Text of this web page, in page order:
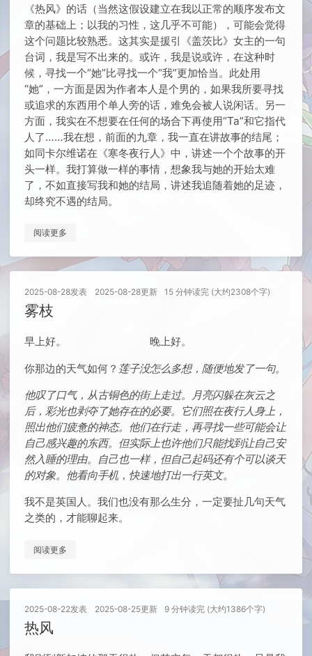
《热风》的话（当然这假设建立在我以正常的顺序发布文
章的基础上；以我的习性，这几乎不可能），可能会觉得
这个问题比较熟悉。这其实是援引《盖茨比》女主的一句
台词，我是写不出来的。或许，我是说或许，在这种时
候，寻找一个“她”比寻找一个“我”更加恰当。此处用
“她”，一方面是因为作者本人是个男的，如果我所要寻找
或追求的东西用个单人旁的话，难免会被人说闲话。另一
方面，我实在不想要在任何的场合下再使用“Ta”和它指代
人了……我在想，前面的九章，我一直在讲故事的结尾；
如同卡尔维诺在《寒冬夜行人》中，讲述一个个故事的开
头一样。我打算做一样的事情，想象我与她的开始太难
了，不如直接写我和她的结局，讲述我追随着她的足迹，
却终究不遇的结局。
阅读更多
2025-08-28发表 2025-08-28更新 15 分钟读完 (大约2308个字)
雾枝
早上好。 晚上好。
你那边的天气如何？ 莲子没怎么多想，随便地发了一句。
他叹了口气，从古铜色的街上走过。月亮闪躲在灰云之
后，彩光也剥夺了她存在的必要。它们照在夜行人身上，
照出他们疲惫的神态。他们在行走，再寻找一些可能会让
自己感兴趣的东西。但实际上也许他们只能找到让自己安
然入睡的理由。自己也一样，但自己起码还有个可以谈天
的对象。他看向手机，快速地打出一行英文。
我不是英国人。我们也没有那么生分，一定要扯几句天气
之类的，才能聊起来。
阅读更多
2025-08-22发表 2025-08-25更新 9 分钟读完 (大约1386个字)
热风